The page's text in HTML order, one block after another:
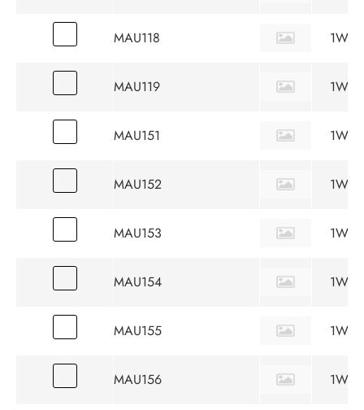
MAU118 1W
MAU119 1W
MAU151 1W
MAU152 1W
MAU153 1W
MAU154 1W
MAU155 1W
MAU156 1W